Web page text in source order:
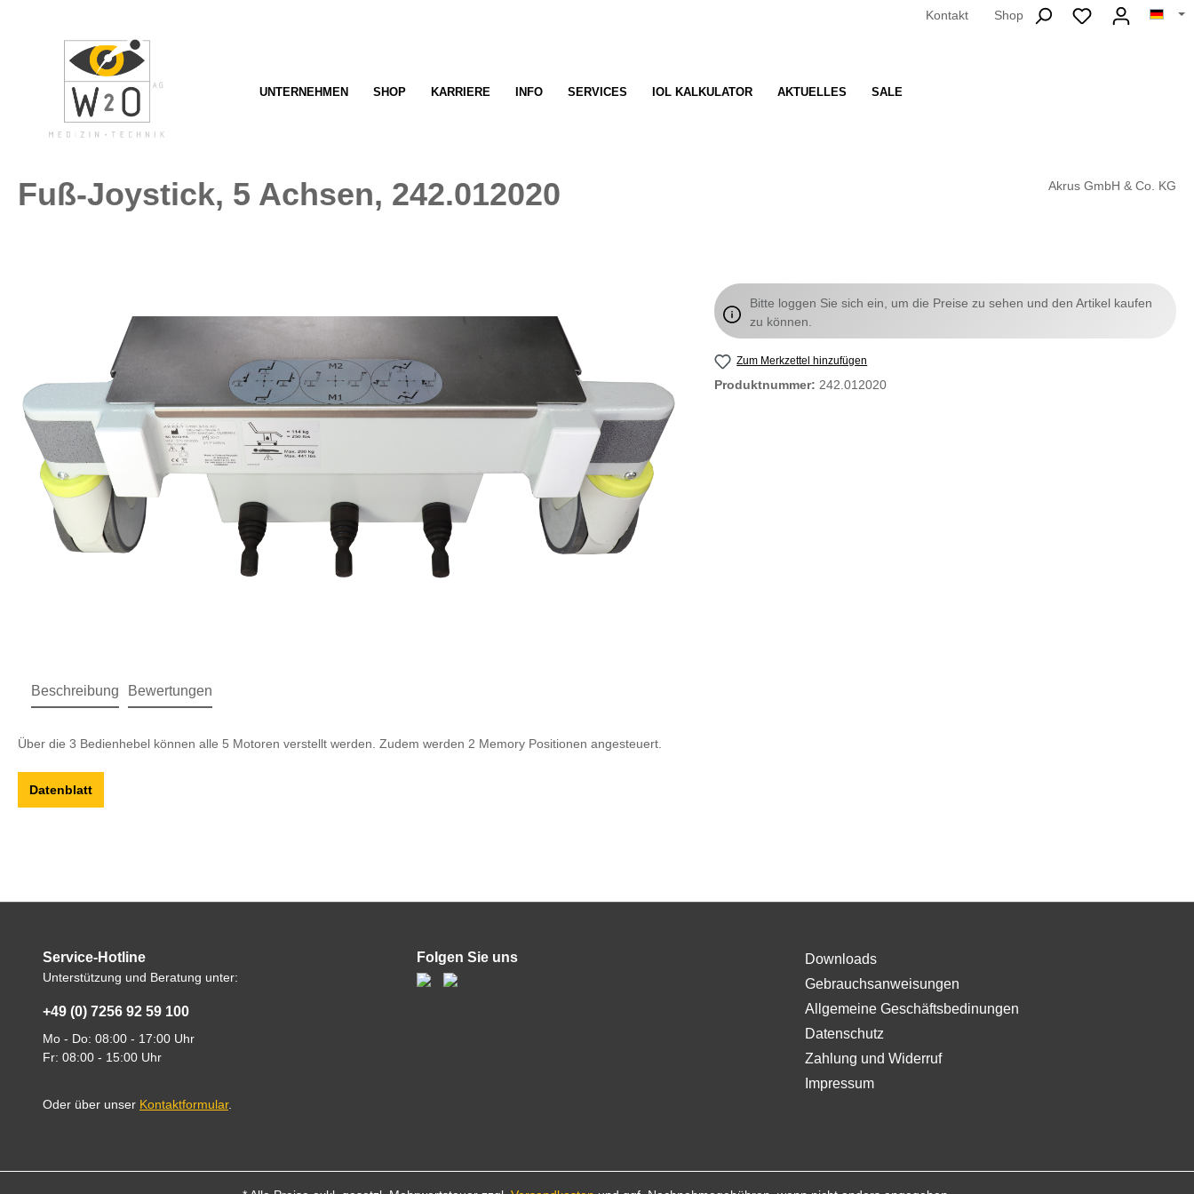
Kontakt Shop
UNTERNEHMEN SHOP KARRIERE INFO SERVICES IOL KALKULATOR AKTUELLES SALE
Fuß-Joystick, 5 Achsen, 242.012020 Akrus GmbH & Co. KG
Bitte loggen Sie sich ein, um die Preise zu sehen und den Artikel kaufen
zu können.
Zum Merkzettel hinzufügen
Produktnummer: 242.012020
Beschreibung Bewertungen
Über die 3 Bedienhebel können alle 5 Motoren verstellt werden. Zudem werden 2 Memory Positionen angesteuert.
Datenblatt
Service-Hotline
Unterstützung und Beratung unter:
+49 (0) 7256 92 59 100
Mo - Do: 08:00 - 17:00 Uhr
Fr: 08:00 - 15:00 Uhr
Oder über unser Kontaktformular.
Folgen Sie uns
Downloads
Gebrauchsanweisungen
Allgemeine Geschäftsbedinungen
Datenschutz
Zahlung und Widerruf
Impressum